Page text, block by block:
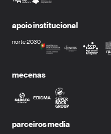
apoio institucional
norte 2030
mecenas
parceiros media